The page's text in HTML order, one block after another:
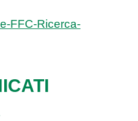
FFC-Ricerca-